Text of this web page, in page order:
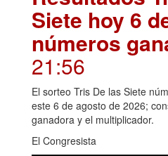
Siete hoy 6
números
21:56
El sorteo Tris De las Siete
este 6 de agosto de 2026;
ganadora y el multiplicador.
El Congresista